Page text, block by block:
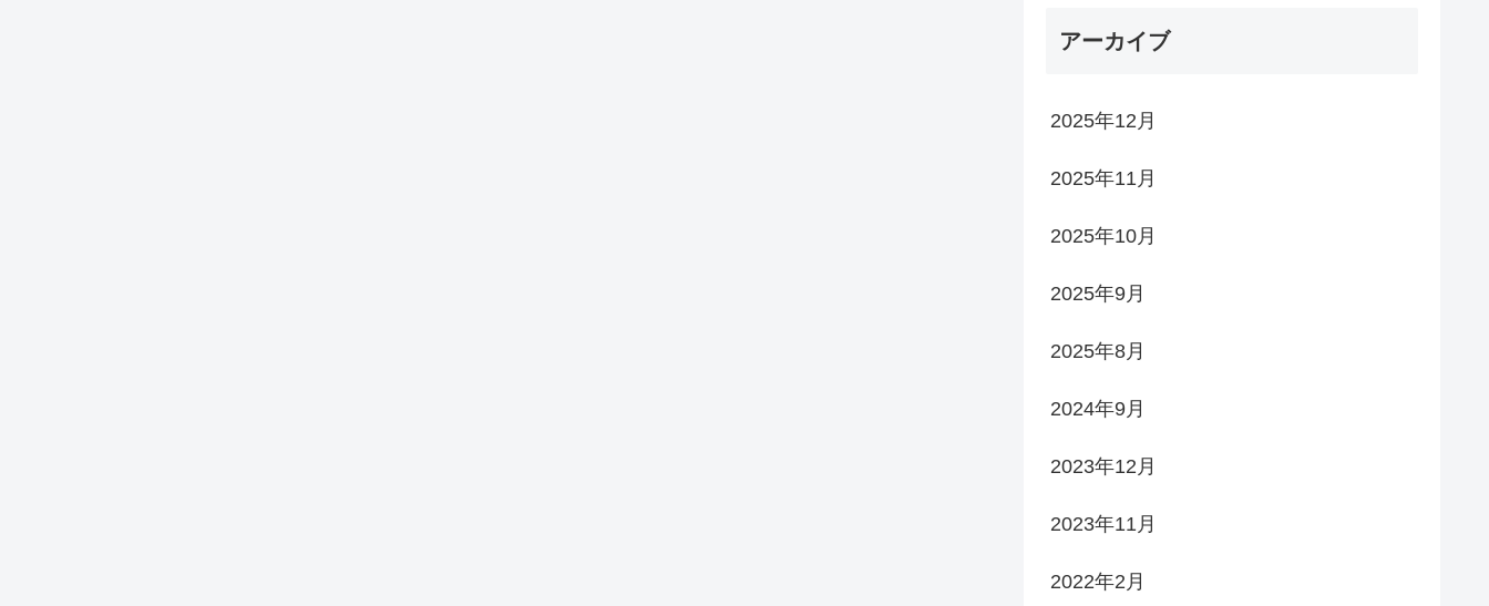
アーカイブ
2025年12月
2025年11月
2025年10月
2025年9月
2025年8月
2024年9月
2023年12月
2023年11月
2022年2月